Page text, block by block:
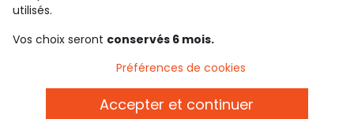
Conditions d’utilisation des réseaux sociaux
Politique de confidentialité
Cookies et données personnelles
Paramètres des cookies
utilisés.
Vos choix seront conservés 6 mois.
Préférences de cookies
Accepter et continuer